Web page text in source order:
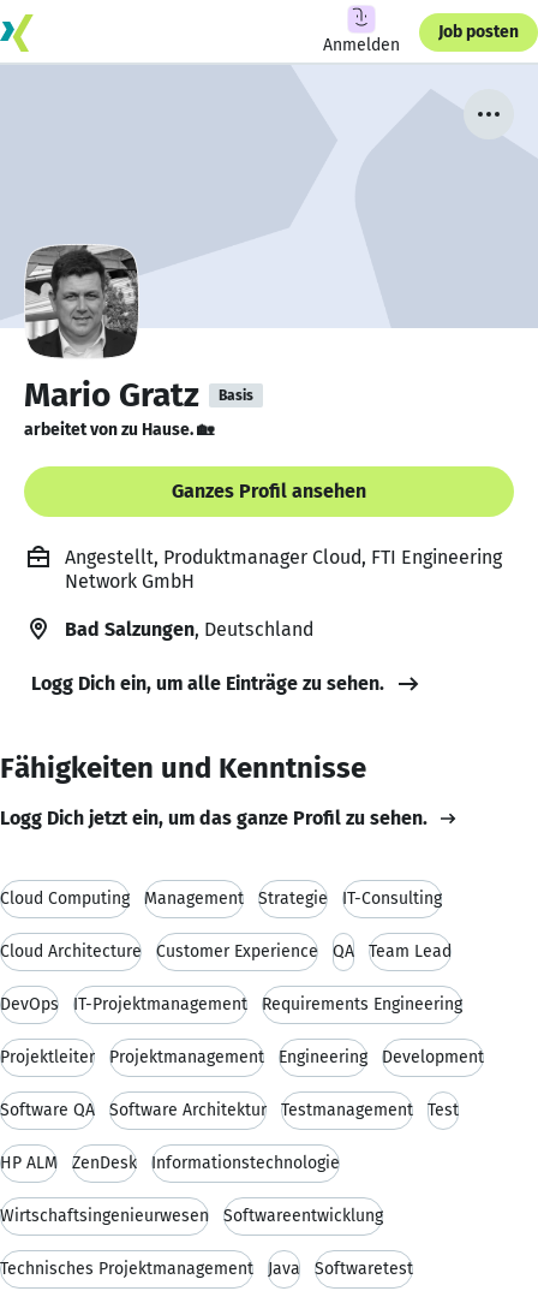
Anmelden
Job posten
Mario Gratz Basis
arbeitet von zu Hause. 🏡
Ganzes Profil ansehen
Angestellt, Produktmanager Cloud, FTI Engineering
Network GmbH
Bad Salzungen, Deutschland
Logg Dich ein, um alle Einträge zu sehen.
Fähigkeiten und Kenntnisse
Logg Dich jetzt ein, um das ganze Profil zu sehen.
Cloud Computing Management Strategie IT-Consulting
Cloud Architecture Customer Experience QA Team Lead
DevOps IT-Projektmanagement Requirements Engineering
Projektleiter Projektmanagement Engineering Development
Software QA Software Architektur Testmanagement Test
HP ALM ZenDesk Informationstechnologie
Wirtschaftsingenieurwesen Softwareentwicklung
Technisches Projektmanagement Java Softwaretest